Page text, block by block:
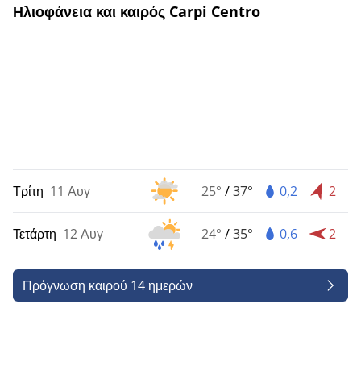
Ηλιοφάνεια και καιρός Carpi Centro
Τρίτη 11 Αυγ 25° /37° 0,2 2
Τετάρτη 12 Αυγ 24° /35° 0,6 2
Πρόγνωση καιρού 14 ημερών